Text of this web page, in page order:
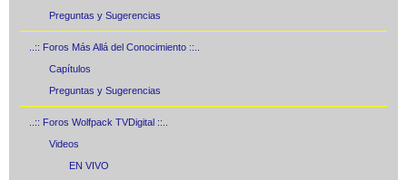
Preguntas y Sugerencias
..:: Foros Más Allá del Conocimiento ::..
Capítulos
Preguntas y Sugerencias
..:: Foros Wolfpack TVDigital ::..
Videos
EN VIVO